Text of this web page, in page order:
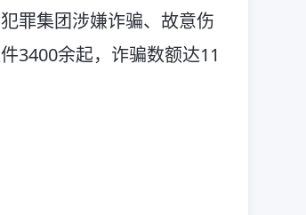
罪集团涉嫌诈骗、故意伤
3400余起，诈骗数额达11